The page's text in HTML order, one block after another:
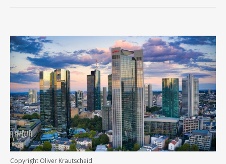
Copyright Oliver Krautscheid